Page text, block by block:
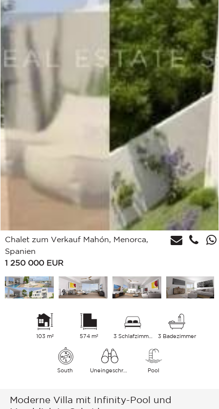
Chalet zum Verkauf Mahón, Menorca,
Spanien
1 250 000 EUR
103 m² 574 m² 3 Schlafzimmer 3 Badezimmer
South Uneingeschränkt Meer Pool
Moderne Villa mit Infinity-Pool und